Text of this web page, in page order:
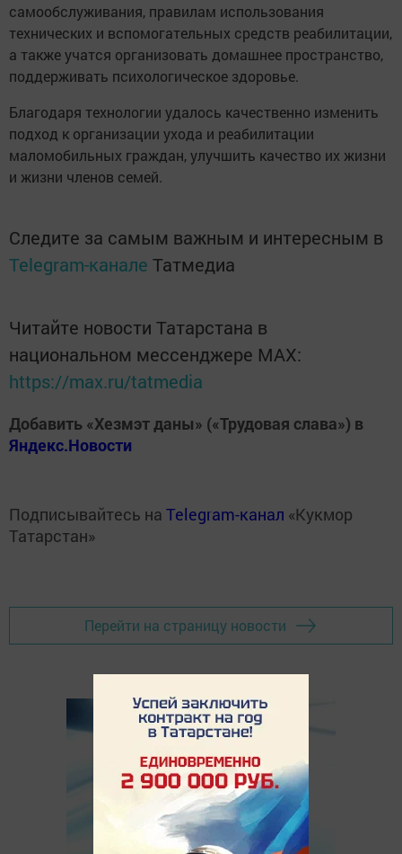
самообслуживания, правилам использования
технических и вспомогательных средств реабилитации,
а также учатся организовать домашнее пространство,
поддерживать психологическое здоровье.
Благодаря технологии удалось качественно изменить
подход к организации ухода и реабилитации
маломобильных граждан, улучшить качество их жизни
и жизни членов семей.
Следите за самым важным и интересным в
Telegram-канале Татмедиа
Читайте новости Татарстана в
национальном мессенджере MАХ:
https://max.ru/tatmedia
Добавить «Хезмэт даны» («Трудовая слава») в
Яндекс.Новости
Подписывайтесь на Telegram-канал «Кукмор
Татарстан»
Перейти на страницу новости